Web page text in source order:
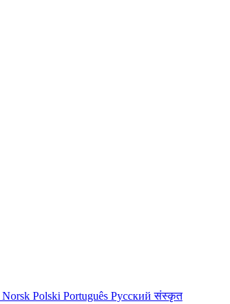
Norsk Polski Português Русскийसंस्कृत